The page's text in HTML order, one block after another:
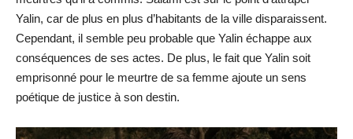
Yalin, car de plus en plus d’habitants de la ville disparaissent.
Cependant, il semble peu probable que Yalin échappe aux
conséquences de ses actes. De plus, le fait que Yalin soit
emprisonné pour le meurtre de sa femme ajoute un sens
poétique de justice à son destin.